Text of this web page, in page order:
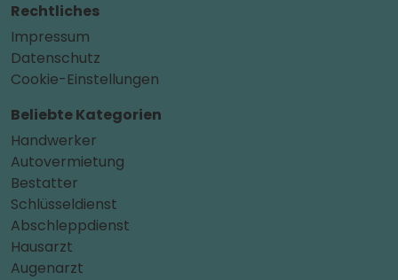
Rechtliches
Impressum
Datenschutz
Cookie-Einstellungen
Beliebte Kategorien
Handwerker
Autovermietung
Bestatter
Schlüsseldienst
Abschleppdienst
Hausarzt
Augenarzt